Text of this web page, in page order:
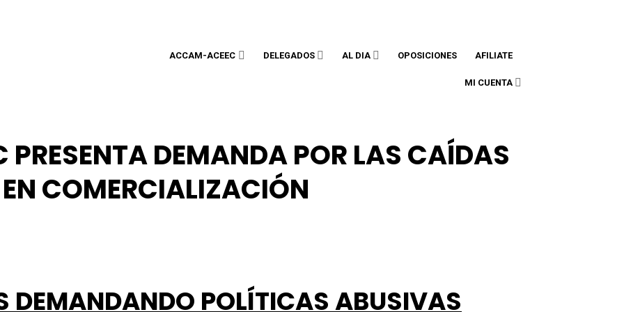
ACCAM-ACEEC DELEGADOS AL DIA OPOSICIONES AFILIATE
MI CUENTA
DEMANDA POR LAS CAÍDAS
EN COMERCIALIZACIÓN
DEMANDANDO POLÍTICAS ABUSIVAS